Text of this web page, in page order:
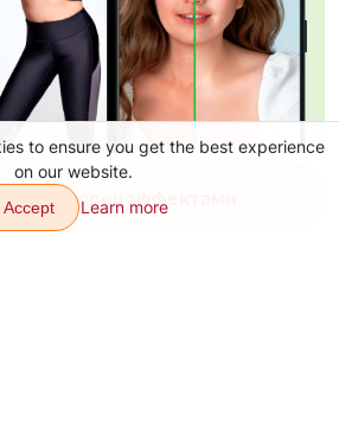
со спецэффектами
to ensure you get the best experience
on our website.
Accept Learn more